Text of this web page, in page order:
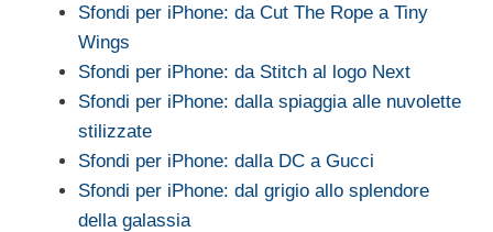
Sfondi per iPhone: da Cut The Rope a Tiny
Wings
Sfondi per iPhone: da Stitch al logo Next
Sfondi per iPhone: dalla spiaggia alle nuvolette
stilizzate
Sfondi per iPhone: dalla DC a Gucci
Sfondi per iPhone: dal grigio allo splendore
della galassia